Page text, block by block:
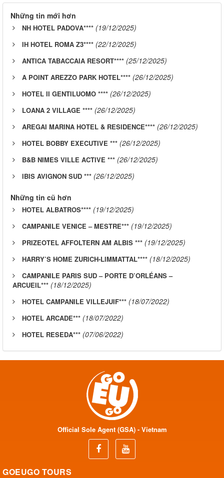
Những tin mới hơn
NH HOTEL PADOVA**** (19/12/2025)
IH HOTEL ROMA Z3**** (22/12/2025)
ANTICA TABACCAIA RESORT**** (25/12/2025)
A POINT AREZZO PARK HOTEL**** (26/12/2025)
HOTEL II GENTILUOMO **** (26/12/2025)
LOANA 2 VILLAGE **** (26/12/2025)
AREGAI MARINA HOTEL & RESIDENCE**** (26/12/2025)
HOTEL BOBBY EXECUTIVE *** (26/12/2025)
B&B NIMES VILLE ACTIVE *** (26/12/2025)
IBIS AVIGNON SUD *** (26/12/2025)
Những tin cũ hơn
HOTEL ALBATROS**** (19/12/2025)
CAMPANILE VENICE – MESTRE*** (19/12/2025)
PRIZEOTEL AFFOLTERN AM ALBIS *** (19/12/2025)
HARRY’S HOME ZURICH-LIMMATTAL**** (18/12/2025)
CAMPANILE PARIS SUD – PORTE D’ORLÉANS –
ARCUEIL*** (18/12/2025)
HOTEL CAMPANILE VILLEJUIF*** (18/07/2022)
HOTEL ARCADE*** (18/07/2022)
HOTEL RESEDA*** (07/06/2022)
Official Sole Agent (GSA) - Vietnam
GOEUGO TOURS